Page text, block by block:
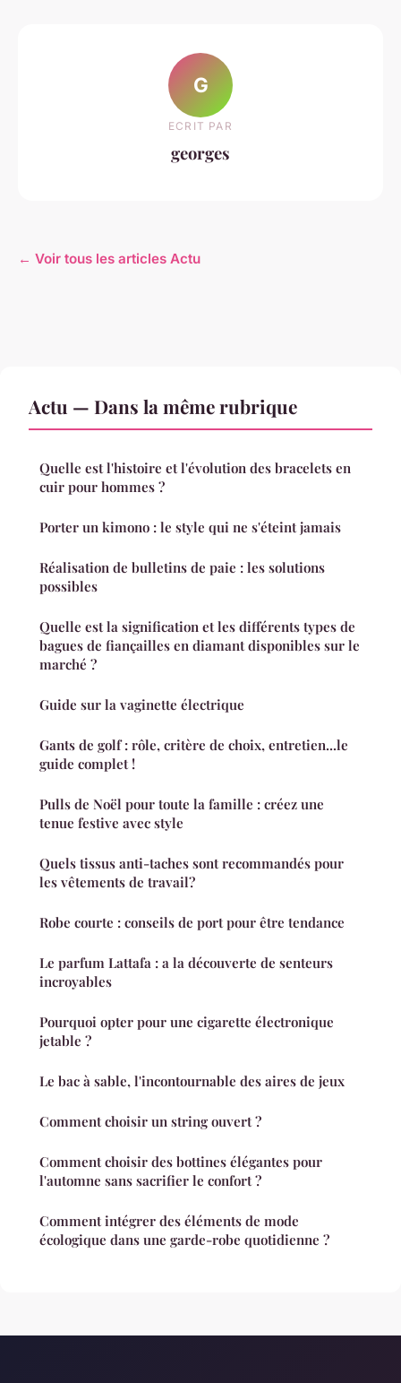
G
ECRIT PAR
georges
← Voir tous les articles Actu
Actu — Dans la même rubrique
Quelle est l'histoire et l'évolution des bracelets en
cuir pour hommes ?
Porter un kimono : le style qui ne s'éteint jamais
Réalisation de bulletins de paie : les solutions
possibles
Quelle est la signification et les différents types de
bagues de fiançailles en diamant disponibles sur le
marché ?
Guide sur la vaginette électrique
Gants de golf : rôle, critère de choix, entretien...le
guide complet !
Pulls de Noël pour toute la famille : créez une
tenue festive avec style
Quels tissus anti-taches sont recommandés pour
les vêtements de travail?
Robe courte : conseils de port pour être tendance
Le parfum Lattafa : a la découverte de senteurs
incroyables
Pourquoi opter pour une cigarette électronique
jetable ?
Le bac à sable, l'incontournable des aires de jeux
Comment choisir un string ouvert ?
Comment choisir des bottines élégantes pour
l'automne sans sacrifier le confort ?
Comment intégrer des éléments de mode
écologique dans une garde-robe quotidienne ?